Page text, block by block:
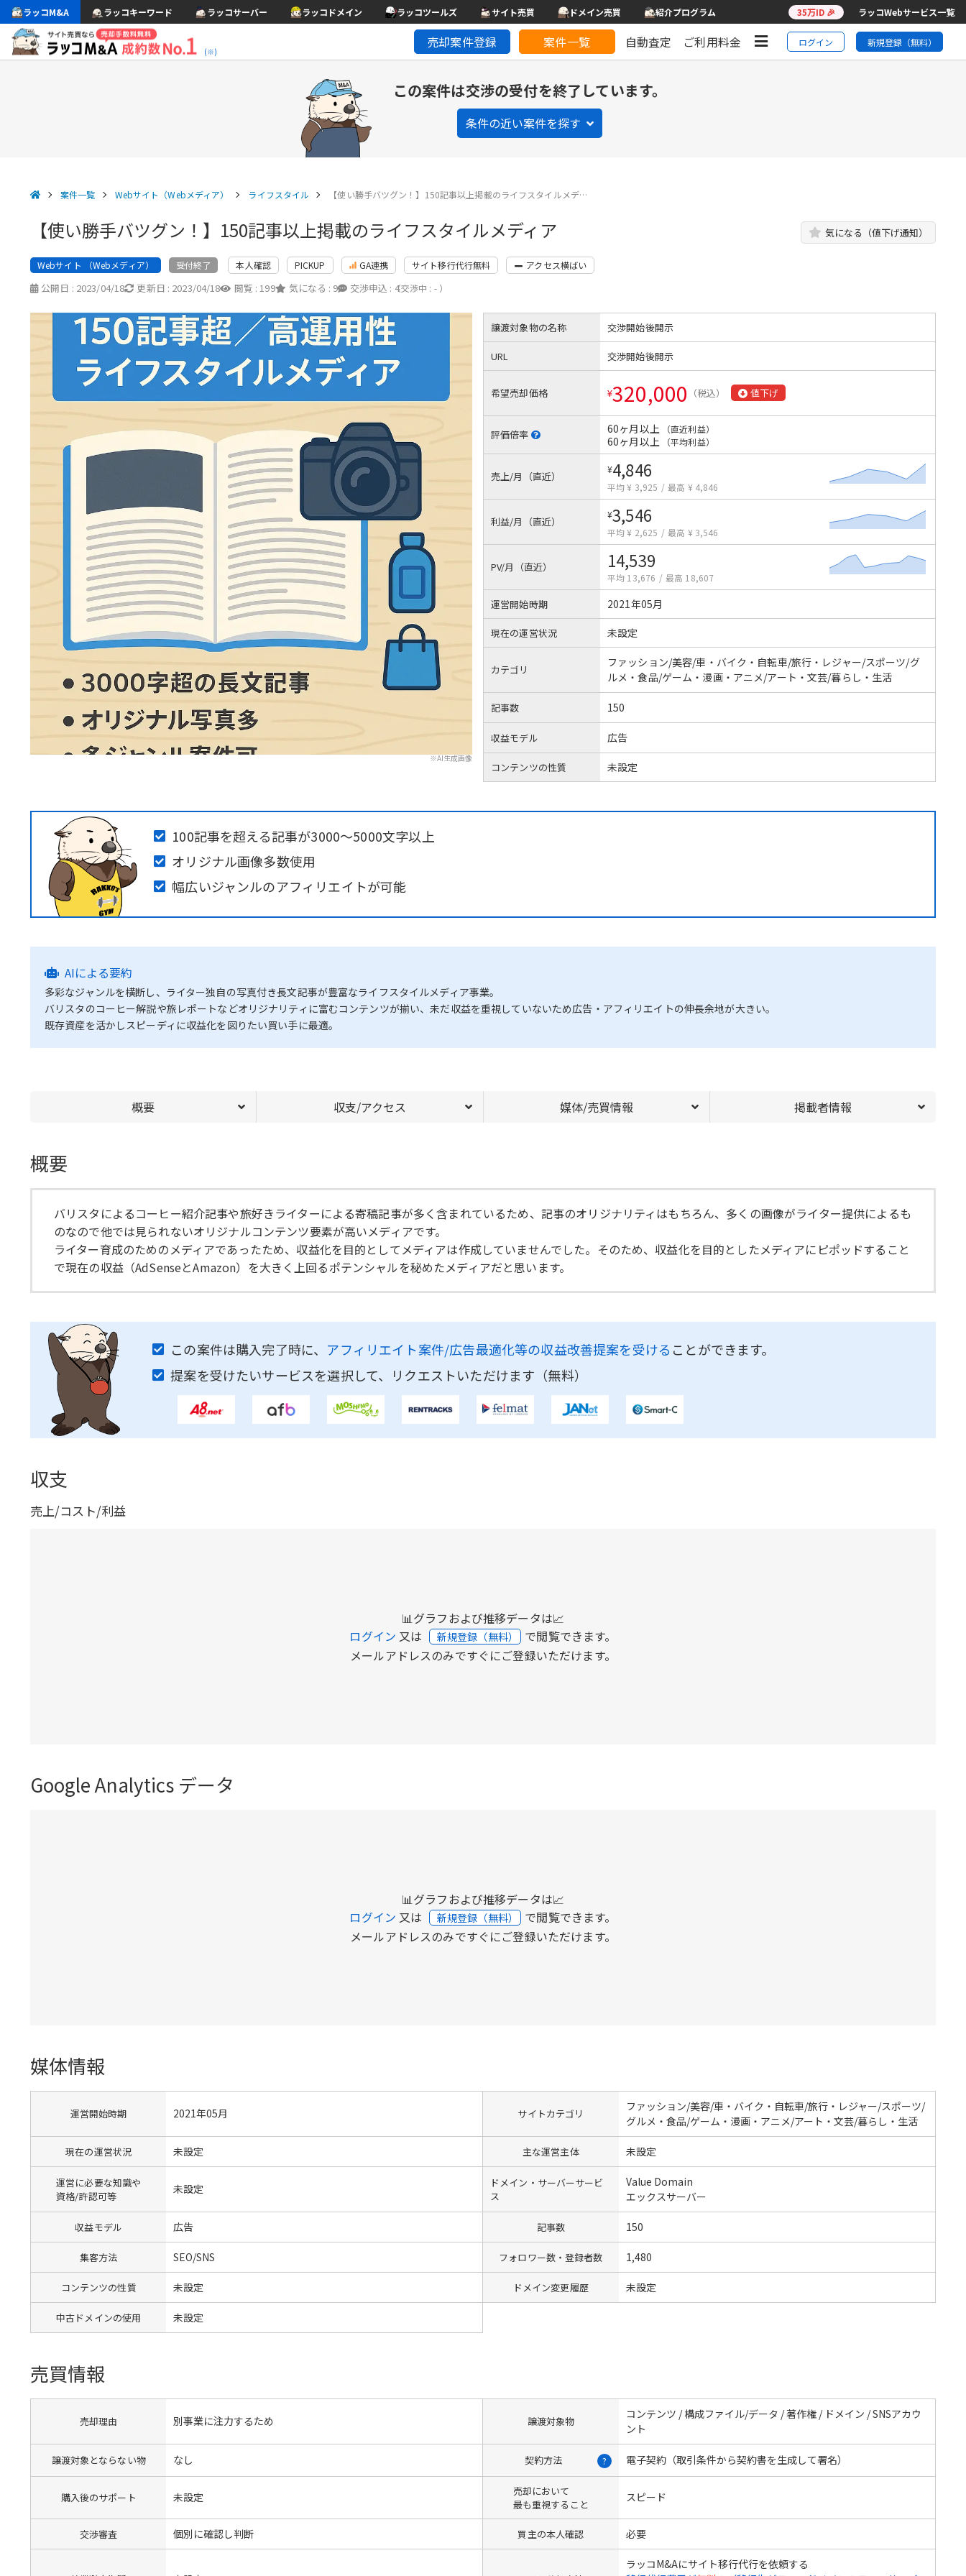
ラッコM&A ラッコキーワード ラッコサーバー ラッコドメイン ラッコツールズ サイト売買 ドメイン売買 紹介プログラム 35万ID 🎉 ラッコWebサービス一覧
(※)
売却案件登録 案件一覧 自動査定 ご利用料金 ログイン 新規登録（無料）
この案件は交渉の受付を終了しています。
条件の近い案件を探す
案件一覧 Webサイト（Webメディア） ライフスタイル 【使い勝手バツグン！】150記事以上掲載のライフスタイルメデ…
【使い勝手バツグン！】150記事以上掲載のライフスタイルメディア 気になる（値下げ通知）
Webサイト （Webメディア） 受付終了 本人確認 PICKUP GA連携 サイト移行代行無料 アクセス横ばい
公開日 : 2023/04/18 更新日 : 2023/04/18 閲覧 : 199 気になる : 9 交渉申込 : 4
（交渉中 : - ）
※AI生成画像
譲渡対象物の名称 交渉開始後開示
URL 交渉開始後開示
希望売却価格 ¥320,000 （税込） 値下げ
評価倍率 60ヶ月以上 （直近利益）
60ヶ月以上 （平均利益）
売上/月（直近）
¥4,846
平均 ¥ 3,925 / 最高 ¥ 4,846
利益/月（直近）
¥3,546
平均 ¥ 2,625 / 最高 ¥ 3,546
PV/月（直近） 14,539
平均 13,676 / 最高 18,607
運営開始時期 2021年05月
現在の運営状況 未設定
カテゴリ
ファッション/美容/車・バイク・自転車/旅行・レジャー/スポーツ/グ
ルメ・食品/ゲーム・漫画・アニメ/アート・文芸/暮らし・生活
記事数 150
収益モデル 広告
コンテンツの性質 未設定
100記事を超える記事が3000〜5000文字以上
オリジナル画像多数使用
幅広いジャンルのアフィリエイトが可能
AIによる要約
多彩なジャンルを横断し、ライター独自の写真付き長文記事が豊富なライフスタイルメディア事業。
バリスタのコーヒー解説や旅レポートなどオリジナリティに富むコンテンツが揃い、未だ収益を重視していないため広告・アフィリエイトの伸長余地が大きい。
既存資産を活かしスピーディに収益化を図りたい買い手に最適。
概要 収支/アクセス 媒体/売買情報 掲載者情報
概要
バリスタによるコーヒー紹介記事や旅好きライターによる寄稿記事が多く含まれているため、記事のオリジナリティはもちろん、多くの画像がライター提供によるも
のなので他では見られないオリジナルコンテンツ要素が高いメディアです。
ライター育成のためのメディアであったため、収益化を目的としてメディアは作成していませんでした。そのため、収益化を目的としたメディアにピポッドすること
で現在の収益（AdSenseとAmazon）を大きく上回るポテンシャルを秘めたメディアだと思います。
この案件は購入完了時に、 アフィリエイト案件/広告最適化等の収益改善提案を受ける ことができます。
提案を受けたいサービスを選択して、リクエストいただけます（無料）
収支
売上/コスト/利益
📊グラフおよび推移データは📈
ログイン 又は 新規登録（無料） で閲覧できます。
メールアドレスのみですぐにご登録いただけます。
Google Analytics データ
📊グラフおよび推移データは📈
ログイン 又は 新規登録（無料） で閲覧できます。
メールアドレスのみですぐにご登録いただけます。
媒体情報
運営開始時期 2021年05月 サイトカテゴリ
ファッション/美容/車・バイク・自転車/旅行・レジャー/スポーツ/
グルメ・食品/ゲーム・漫画・アニメ/アート・文芸/暮らし・生活
現在の運営状況 未設定 主な運営主体 未設定
運営に必要な知識や
資格/許認可等
未設定
ドメイン・サーバーサービ
ス
Value Domain
エックスサーバー
収益モデル 広告 記事数 150
集客方法 SEO/SNS フォロワー数・登録者数 1,480
コンテンツの性質 未設定 ドメイン変更履歴 未設定
中古ドメインの使用 未設定
売買情報
売却理由 別事業に注力するため 譲渡対象物
コンテンツ / 構成ファイル/データ / 著作権 / ドメイン / SNSアカウ
ント
譲渡対象とならない物 なし 契約方法 ? 電子契約（取引条件から契約書を生成して署名）
購入後のサポート 未設定
売却において
最も重視すること
スピード
交渉審査 個別に確認し判断 買主の本人確認 必要
ラッコM&Aにサイト移行代行を依頼する